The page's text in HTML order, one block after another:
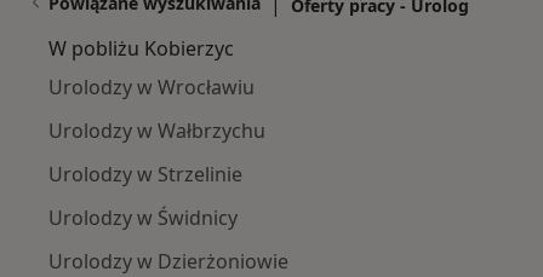
| Oferty pracy - Urolog
W pobliżu Kobierzyc
Urolodzy w Wrocławiu
Urolodzy w Wałbrzychu
Urolodzy w Strzelinie
Urolodzy w Świdnicy
Urolodzy w Dzierżoniowie